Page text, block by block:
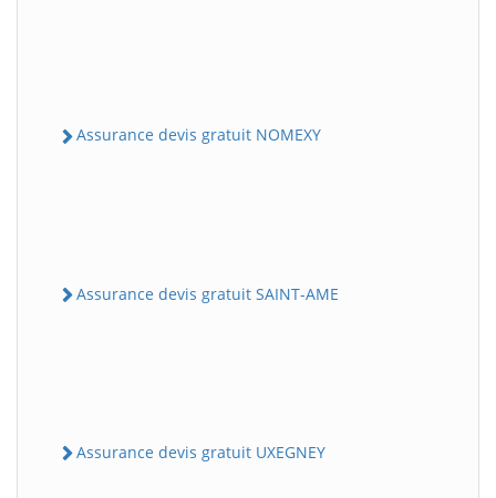
Assurance devis gratuit NOMEXY
Assurance devis gratuit SAINT-AME
Assurance devis gratuit UXEGNEY